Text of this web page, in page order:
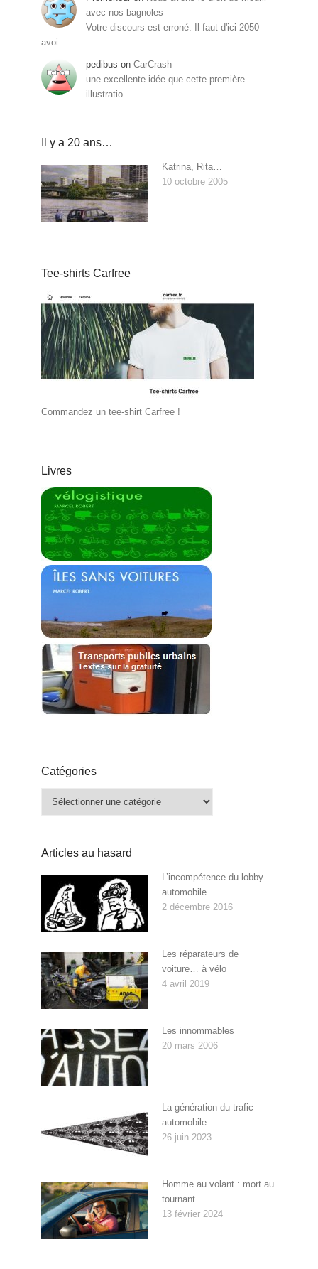
avec nos bagnoles
Votre discours est erroné. Il faut d'ici 2050
avoi…
pedibus on CarCrash
une excellente idée que cette première
illustratio…
Il y a 20 ans…
Katrina, Rita…
10 octobre 2005
Tee-shirts Carfree
Commandez un tee-shirt Carfree !
Livres
Catégories
Articles au hasard
L’incompétence du lobby
automobile
2 décembre 2016
Les réparateurs de
voiture… à vélo
4 avril 2019
Les innommables
20 mars 2006
La génération du trafic
automobile
26 juin 2023
Homme au volant : mort au
tournant
13 février 2024